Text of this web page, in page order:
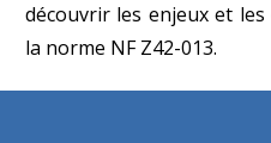
découvrir les enjeux et
la norme NF Z42-013.